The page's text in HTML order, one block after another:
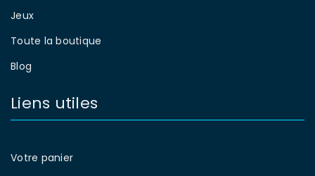
Jeux
Toute la boutique
Blog
Liens utiles
Votre panier